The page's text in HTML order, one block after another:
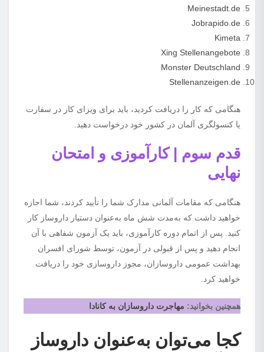
Meinestadt.de
Jobrapido.de
Kimeta
Xing Stellenangebote
Monster Deutschland
Stellenanzeigen.de
هنگامی که کار را دریافت کردید، باید برای ویزای کار در سفارت
یا کنسولگری آلمان در کشور خود درخواست دهید.
قدم سوم | کارآموزی و امتحان
نهایی
هنگامی که مقامات آلمانی مدارک شما را تأیید کردند، شما اجازه
خواهید داشت که به‌مدت شش ماه به‌عنوان دستیار داروساز کار
کنید. پس از اتمام دوره کارآموزی، باید یک آزمون شفاهی با آن
انجام دهید و پس از قبولی در آزمون، توسط شورای افسران
بهداشت عمومی داروسازان، مجوز داروسازی خود را دریافت
خواهید کرد.
همچنین بخوانید: مهاجرت داروسازان به کانادا
کجا می‌توان به‌عنوان داروساز